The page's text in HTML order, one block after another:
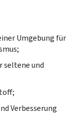
Umgebung für
seltene und
Verbesserung